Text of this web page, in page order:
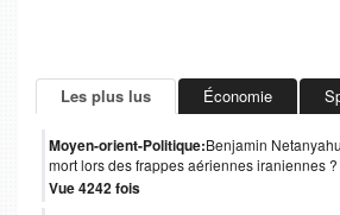
Les plus lus Économie
Moyen-orient-Politique:Benjamin
mort lors des frappes aériennes iraniennes ?
Vue 4242 fois